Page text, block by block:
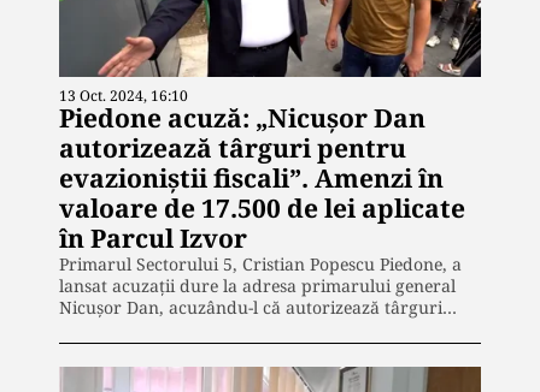
13 Oct. 2024, 16:10
Piedone acuză: „Nicuşor Dan
autorizează târguri pentru
evazioniştii fiscali”. Amenzi în
valoare de 17.500 de lei aplicate
în Parcul Izvor
Primarul Sectorului 5, Cristian Popescu Piedone, a
lansat acuzații dure la adresa primarului general
Nicuşor Dan, acuzându-l că autorizează târguri…